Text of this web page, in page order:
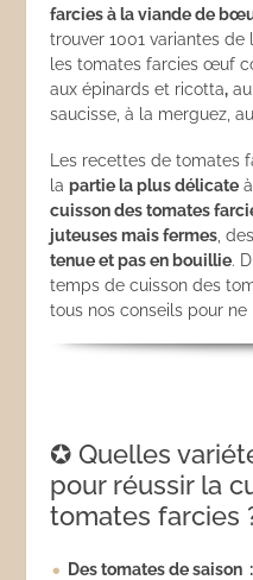
farcies à la viande de
trouver 1001 variantes
les tomates farcies œuf
aux épinards et ricotta,
saucisse, à la merguez,
Les recettes de tomates
lapartie la plus délicate
cuisson des tomates
juteuses mais fermes ,
tenue et pas en bouillie.
temps de cuisson des
tous nos conseils pour
✪ Quelles
pour réussir la
tomates farcies
Des tomates de saison :